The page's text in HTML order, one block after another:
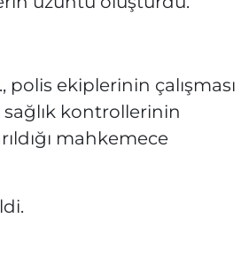
polis ekiplerinin çalışması
kontrollerinin
mahkemece